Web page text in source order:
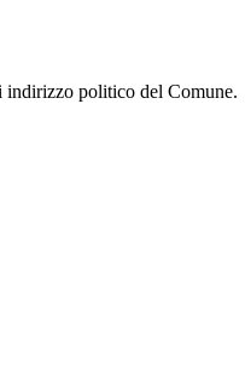
indirizzo politico del Comune.